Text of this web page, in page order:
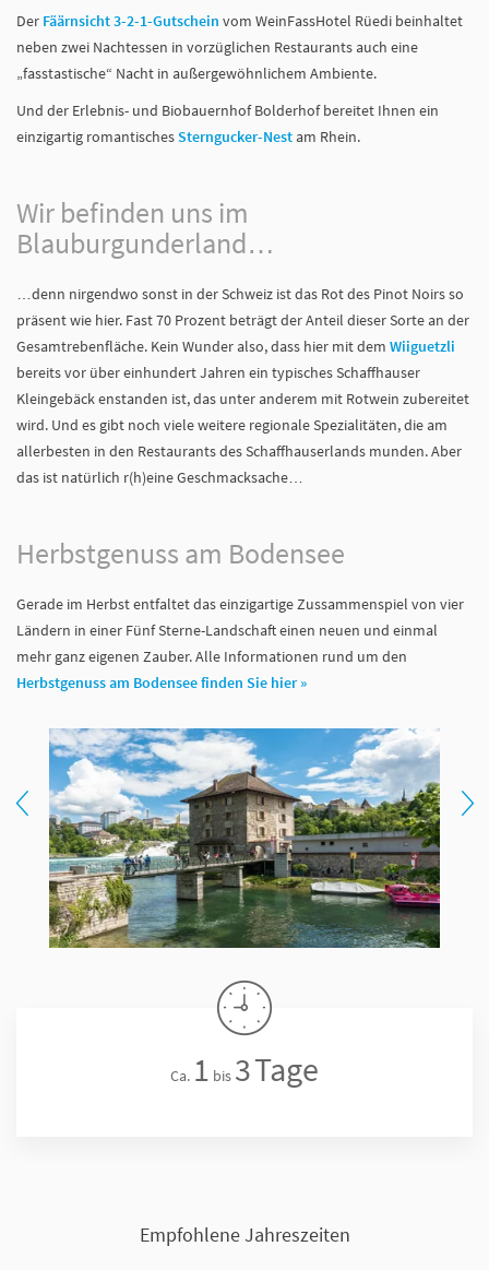
Der Fäärnsicht 3-2-1-Gutschein vom WeinFassHotel Rüedi beinhaltet
neben zwei Nachtessen in vorzüglichen Restaurants auch eine
„fasstastische“ Nacht in außergewöhnlichem Ambiente.
Und der Erlebnis- und Biobauernhof Bolderhof bereitet Ihnen ein
einzigartig romantischesSterngucker-Nestam Rhein.
Wir befinden uns im
Blauburgunderland…
…denn nirgendwo sonst in der Schweiz ist das Rot des Pinot Noirs so
präsent wie hier. Fast 70 Prozent beträgt der Anteil dieser Sorte an der
Gesamtrebenfläche. Kein Wunder also, dass hier mit dem Wiiguetzli
bereits vor über einhundert Jahren ein typisches Schaffhauser
Kleingebäck enstanden ist, das unter anderem mit Rotwein zubereitet
wird. Und es gibt noch viele weitere regionale Spezialitäten, die am
allerbesten in den Restaurants des Schaffhauserlands munden. Aber
das ist natürlich r(h)eine Geschmacksache…
Herbstgenuss am Bodensee
Gerade im Herbst entfaltet das einzigartige Zussammenspiel von vier
Ländern in einer Fünf Sterne-Landschaft einen neuen und einmal
mehr ganz eigenen Zauber. Alle Informationen rund um den
Herbstgenuss am Bodensee finden Sie hier »
Ca. 1 bis 3Tage
Empfohlene Jahreszeiten